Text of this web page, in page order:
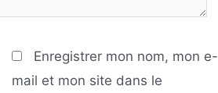
Enregistrer mon nom, mon e-
mail et mon site dans le